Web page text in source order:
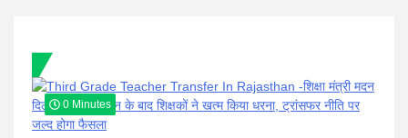
0 Minutes